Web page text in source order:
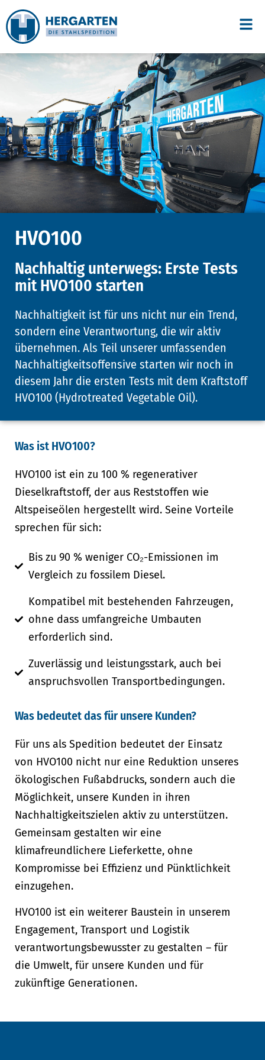
HVO100
Nachhaltig unterwegs: Erste Tests
mit HVO100 starten
Nachhaltigkeit ist für uns nicht nur ein Trend,
sondern eine Verantwortung, die wir aktiv
übernehmen. Als Teil unserer umfassenden
Nachhaltigkeitsoffensive starten wir noch in
diesem Jahr die ersten Tests mit dem Kraftstoff
HVO100 (Hydrotreated Vegetable Oil).
Was ist HVO100?
HVO100 ist ein zu 100 % regenerativer
Dieselkraftstoff, der aus Reststoffen wie
Altspeiseölen hergestellt wird. Seine Vorteile
sprechen für sich:
Bis zu 90 % weniger CO₂-Emissionen im
Vergleich zu fossilem Diesel.
Kompatibel mit bestehenden Fahrzeugen,
ohne dass umfangreiche Umbauten
erforderlich sind.
Zuverlässig und leistungsstark, auch bei
anspruchsvollen Transportbedingungen.
Was bedeutet das für unsere Kunden?
Für uns als Spedition bedeutet der Einsatz
von HVO100 nicht nur eine Reduktion unseres
ökologischen Fußabdrucks, sondern auch die
Möglichkeit, unsere Kunden in ihren
Nachhaltigkeitszielen aktiv zu unterstützen.
Gemeinsam gestalten wir eine
klimafreundlichere Lieferkette, ohne
Kompromisse bei Effizienz und Pünktlichkeit
einzugehen.
HVO100 ist ein weiterer Baustein in unserem
Engagement, Transport und Logistik
verantwortungsbewusster zu gestalten – für
die Umwelt, für unsere Kunden und für
zukünftige Generationen.